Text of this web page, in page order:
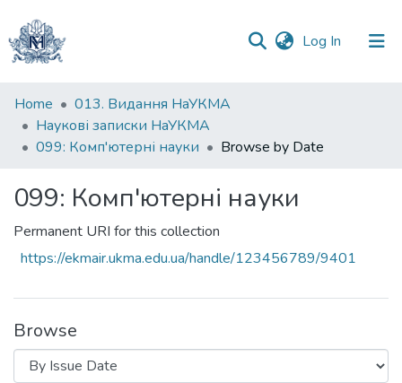
Log In (current)
Communities
&
Collections
Home
013. Видання НаУКМА
Наукові записки НаУКМА
099: Комп'ютерні науки
Browse by Date
099: Комп'ютерні науки
Permanent URI for this collection
https://ekmair.ukma.edu.ua/handle/123456789/9401
Browse